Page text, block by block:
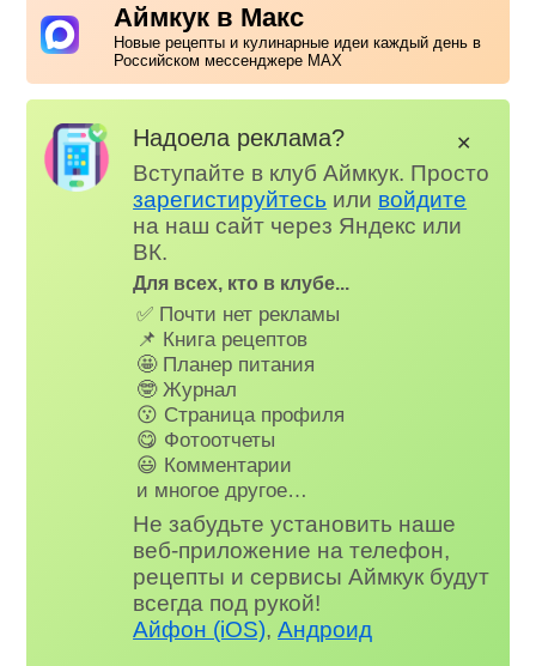
Аймкук в Макс
Новые рецепты и кулинарные идеи каждый день в
Российском мессенджере MAX
Надоела реклама?
Вступайте в клуб Аймкук. Просто
зарегистируйтесь или войдите
на наш сайт через Яндекс или
ВК.
Для всех, кто в клубе...
✅ Почти нет рекламы
📌 Книга рецептов
🤩 Планер питания
🤓 Журнал
😗 Страница профиля
😋 Фотоотчеты
😃 Комментарии
и многое другое…
Не забудьте установить наше
веб-приложение на телефон,
рецепты и сервисы Аймкук будут
всегда под рукой!
Айфон (iOS),Андроид
✕